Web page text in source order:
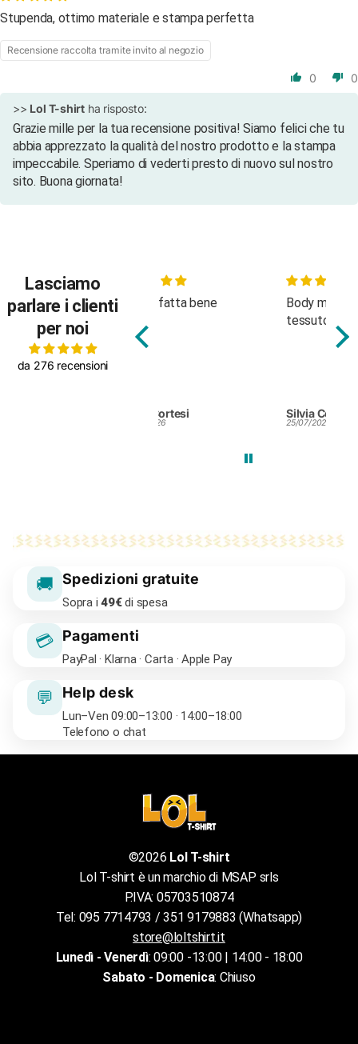
Stupenda, ottimo materiale e stampa perfetta
Recensione raccolta tramite invito al negozio
0 0
>> Lol T-shirt ha risposto:
Grazie mille per la tua recensione positiva! Siamo felici che tu
abbia apprezzato la qualità del nostro prodotto e la stampa
impeccabile. Speriamo di vederti presto di nuovo sul nostro
sito. Buona giornata!
Lasciamo
parlare i clienti
per noi
da 276 recensioni
Bella e fatta bene
Body molto carino, buon
Silvia Colendi
🚚 Spedizioni gratuite
Sopra i49€di spesa
💳 Pagamenti
PayPal · Klarna · Carta · Apple Pay
💬 Help desk
Lun–Ven 09:00–13:00 · 14:00–18:00
Telefono o chat
©2026 Lol T-shirt
Lol T-shirt è un marchio di MSAP srls
P.IVA: 05703510874
Tel: 095 7714793 / 351 9179883 (Whatsapp)
store@loltshirt.it
Lunedì - Venerdì: 09:00 -13:00 | 14:00 - 18:00
Sabato - Domenica: Chiuso